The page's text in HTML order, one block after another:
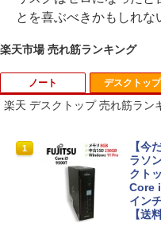
とを喜ぶべきかもしれな
楽天市場 売れ筋ランキング
ノート
1
【期
布】
s
1.6イ
デスクトップ
楽天 デスクトップ 売れ筋ラン
1
【今
ラソ
クト
Core
イン
【送